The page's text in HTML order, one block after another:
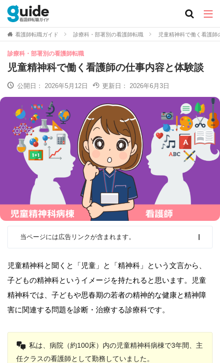
看護師転職ガイド 診療科・部署別の看護師転職 児童精神科で働く看護師
診療科・部署別の看護師転職
児童精神科で働く看護師の仕事内容と体験談
公開日： 2026年5月12日 更新日： 2026年6月3日
当ページには広告リンクが含まれます。
児童精神科と聞くと「児童」と「精神科」という文言から、
子どもの精神科というイメージを持たれると思います。児童
精神科では、子どもや思春期の若者の精神的な健康と精神障
害に関連する問題を診断・治療する診療科です。
私は、病院（約100床）内の児童精神科病棟で3年間、主
任クラスの看護師として勤務していました。